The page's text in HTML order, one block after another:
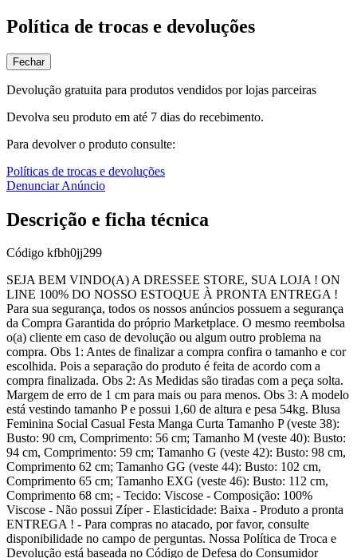
Política de trocas e devoluções
Fechar
Devolução gratuita para produtos vendidos por lojas parceiras
Devolva seu produto em até 7 dias do recebimento.
Para devolver o produto consulte:
Políticas de trocas e devoluções
Denunciar Anúncio
Descrição e ficha técnica
Código kfbh0jj299
SEJA BEM VINDO(A) A DRESSEE STORE, SUA LOJA ! ON
LINE 100% DO NOSSO ESTOQUE À PRONTA ENTREGA !
Para sua segurança, todos os nossos anúncios possuem a segurança
da Compra Garantida do próprio Marketplace. O mesmo reembolsa
o(a) cliente em caso de devolução ou algum outro problema na
compra. Obs 1: Antes de finalizar a compra confira o tamanho e cor
escolhida. Pois a separação do produto é feita de acordo com a
compra finalizada. Obs 2: As Medidas são tiradas com a peça solta.
Margem de erro de 1 cm para mais ou para menos. Obs 3: A modelo
está vestindo tamanho P e possui 1,60 de altura e pesa 54kg. Blusa
Feminina Social Casual Festa Manga Curta Tamanho P (veste 38):
Busto: 90 cm, Comprimento: 56 cm; Tamanho M (veste 40): Busto:
94 cm, Comprimento: 59 cm; Tamanho G (veste 42): Busto: 98 cm,
Comprimento 62 cm; Tamanho GG (veste 44): Busto: 102 cm,
Comprimento 65 cm; Tamanho EXG (veste 46): Busto: 112 cm,
Comprimento 68 cm; - Tecido: Viscose - Composição: 100%
Viscose - Não possui Zíper - Elasticidade: Baixa - Produto a pronta
ENTREGA ! - Para compras no atacado, por favor, consulte
disponibilidade no campo de perguntas. Nossa Política de Troca e
Devolução está baseada no Código de Defesa do Consumidor